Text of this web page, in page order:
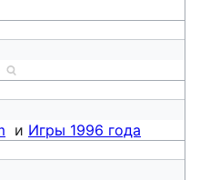
и Игры 1996 года